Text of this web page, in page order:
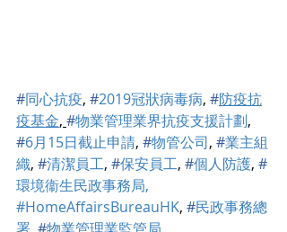
#同心抗疫, #2019冠狀病毒病, #防疫抗
疫基金, #物業管理業界抗疫支援計劃,
#6月15日截止申請, #物管公司, #業主組
織, #清潔員工, #保安員工, #個人防護, #
環境衞生民政事務局,
#HomeAffairsBureauHK, #民政事務總